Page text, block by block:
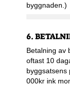
byggnaden.)
6.
Betalning av
oftast 10
byggsatsens
000kr ink